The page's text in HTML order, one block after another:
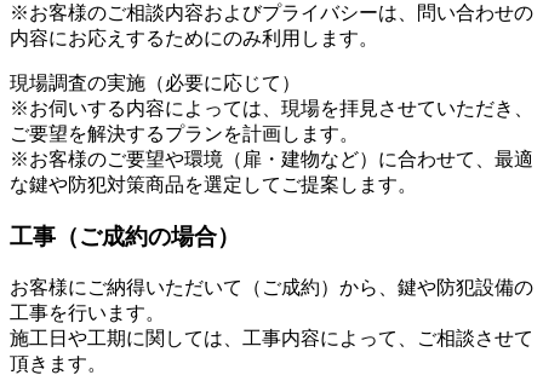
※お客様のご相談内容およびプライバシーは、問い合わせの
内容にお応えするためにのみ利用します。
現場調査の実施（必要に応じて）
※お伺いする内容によっては、現場を拝見させていただき、
ご要望を解決するプランを計画します。
※お客様のご要望や環境（扉・建物など）に合わせて、最適
な鍵や防犯対策商品を選定してご提案します。
工事（ご成約の場合）
お客様にご納得いただいて（ご成約）から、鍵や防犯設備の
工事を行います。
施工日や工期に関しては、工事内容によって、ご相談させて
頂きます。